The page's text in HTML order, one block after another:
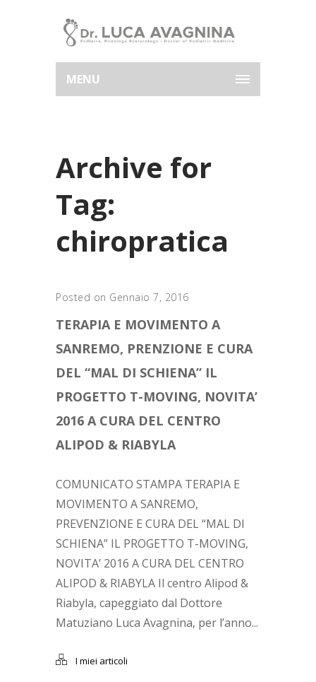
MENU
Archive for
Tag:
chiropratica
Posted on Gennaio 7, 2016
TERAPIA E MOVIMENTO A
SANREMO, PRENZIONE E CURA
DEL “MAL DI SCHIENA” IL
PROGETTO T-MOVING, NOVITA’
2016 A CURA DEL CENTRO
ALIPOD & RIABYLA
COMUNICATO STAMPA TERAPIA E
MOVIMENTO A SANREMO,
PREVENZIONE E CURA DEL “MAL DI
SCHIENA” IL PROGETTO T-MOVING,
NOVITA’ 2016 A CURA DEL CENTRO
ALIPOD & RIABYLA Il centro Alipod &
Riabyla, capeggiato dal Dottore
Matuziano Luca Avagnina, per l’anno...
I miei articoli